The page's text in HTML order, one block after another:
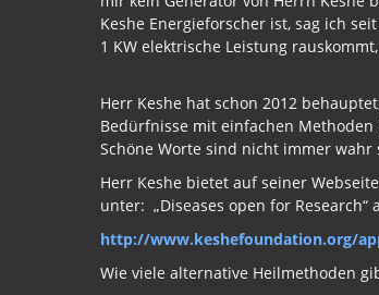
Keshe Energieforscher ist, sag ich
1 KW elektrische Leistung
Herr Keshe hat schon 2012
Bedürfnisse mit einfachen
Schöne Worte sind nicht immer wahr
Herr Keshe bietet auf seiner Webseite
unter: „Diseases open for
http://www.keshefoundation.org/
Wie viele alternative Heilmethoden